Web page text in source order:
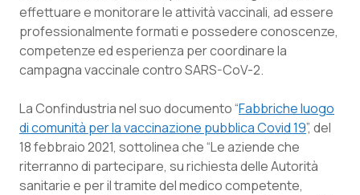
Quotidiano Cardiologia
Quotidiano Chirurgia
Quotidiano Pediatria
Rene & patologie urogenitali
effettuare e monitorare le attività vaccinali, ad essere
professionalmente formati e possedere conoscenze,
competenze ed esperienza per coordinare la
campagna vaccinale contro SARS-CoV-2.
La Confindustria nel suo documento “Fabbriche luogo
di comunità per la vaccinazione pubblica Covid 19”, del
18 febbraio 2021, sottolinea che “Le aziende che
riterranno di partecipare, su richiesta delle Autorità
sanitarie e per il tramite del medico competente,